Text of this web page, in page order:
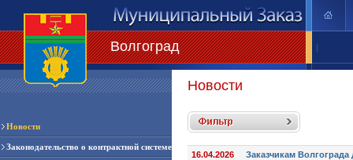
Волгоград |
Новости
Законодательство о контрактной системе
Новости
16.04.2026 Заказчикам